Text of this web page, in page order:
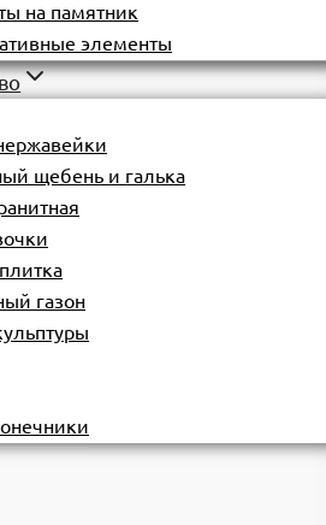
на памятник
элементы
щебень и галька
газон